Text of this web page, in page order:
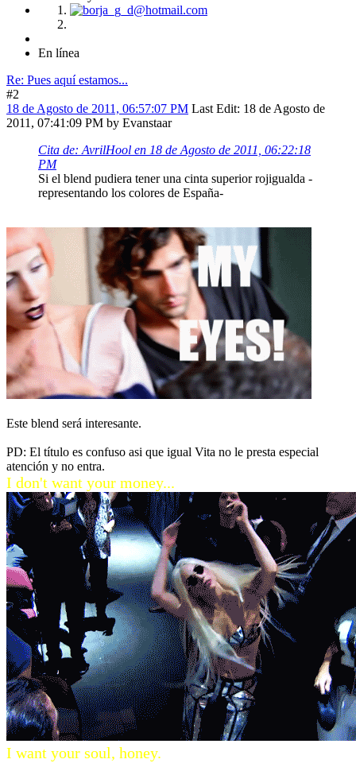
En línea
Re: Pues aquí estamos...
#2
18 de Agosto de 2011, 06:57:07 PM Last Edit: 18 de Agosto de
2011, 07:41:09 PM by Evanstaar
Cita de: AvrilHool en 18 de Agosto de 2011, 06:22:18
PM
Si el blend pudiera tener una cinta superior rojigualda -
representando los colores de España-
Este blend será interesante.
PD: El título es confuso asi que igual Vita no le presta especial
atención y no entra.
I don't want your money...
I want your soul, honey.